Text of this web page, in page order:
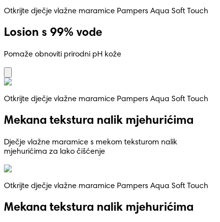
Otkrijte dječje vlažne maramice Pampers Aqua Soft Touch
Losion s 99% vode
Pomaže obnoviti prirodni pH kože
Otkrijte dječje vlažne maramice Pampers Aqua Soft Touch
Mekana tekstura nalik mjehurićima
Dječje vlažne maramice s mekom teksturom nalik
mjehurićima za lako čišćenje
Otkrijte dječje vlažne maramice Pampers Aqua Soft Touch
Mekana tekstura nalik mjehurićima